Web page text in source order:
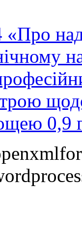
0,9